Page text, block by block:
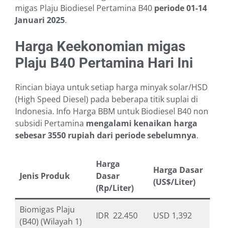
migas Plaju Biodiesel Pertamina B40 periode 01-14
Januari 2025.
Harga Keekonomian migas
Plaju B40 Pertamina Hari Ini
Rincian biaya untuk setiap harga minyak solar/HSD
(High Speed Diesel) pada beberapa titik suplai di
Indonesia. Info Harga BBM untuk Biodiesel B40 non
subsidi Pertamina mengalami kenaikan harga
sebesar 3550 rupiah dari periode sebelumnya.
Jenis Produk
Harga
Dasar
(Rp/Liter)
Harga Dasar
(US$/Liter)
Biomigas Plaju
(B40) (Wilayah 1)
IDR 22.450 USD 1,392